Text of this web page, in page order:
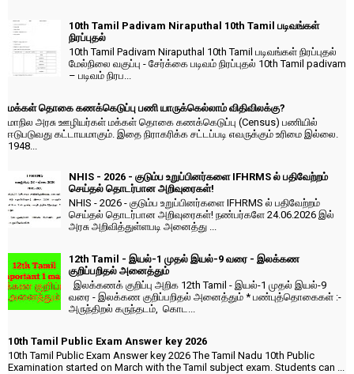
10th Tamil Padivam Niraputhal 10th Tamil படிவங்கள்
நிரப்புதல்
10th Tamil Padivam Niraputhal 10th Tamil படிவங்கள் நிரப்புதல்
மேல்நிலை வகுப்பு - சேர்க்கை படிவம் நிரப்புதல் 10th Tamil padivam
– படிவம் நிரப...
மக்கள் தொகை கணக்கெடுப்பு பணி யாருக்கெல்லாம் விதிவிலக்கு?
மாநில அரசு ஊழியர்கள் மக்கள் தொகை கணக்கெடுப்பு (Census) பணியில்
ஈடுபடுவது கட்டாயமாகும். இதை நிராகரிக்க சட்டப்படி எவருக்கும் உரிமை இல்லை.
1948...
NHIS - 2026 - குடும்ப உறுப்பினர்களை IFHRMS ல் பதிவேற்றம்
செய்தல் தொடர்பான அறிவுரைகள்!
NHIS - 2026 - குடும்ப உறுப்பினர்களை IFHRMS ல் பதிவேற்றம்
செய்தல் தொடர்பான அறிவுரைகள்! நண்பர்களே 24.06.2026 இல்
அரசு அறிவித்துள்ளபடி அனைத்து ...
12th Tamil - இயல்-1 முதல் இயல்-9 வரை - இலக்கண
குறிப்பறிதல் அனைத்தும்
இலக்கணக் குறிப்பு அறிக 12th Tamil - இயல்-1 முதல் இயல்-9
வரை - இலக்கண குறிப்பறிதல் அனைத்தும் * பண்புத்தொகைகள் :-
அருந்திறல் கருந்தடம், கொட...
10th Tamil Public Exam Answer key 2026
10th Tamil Public Exam Answer key 2026 The Tamil Nadu 10th Public
Examination started on March with the Tamil subject exam. Students can ...